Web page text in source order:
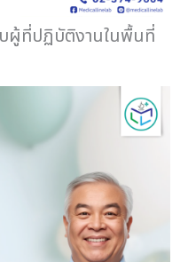
ผู้ที่ปฏิบัติงานในพื้นที่